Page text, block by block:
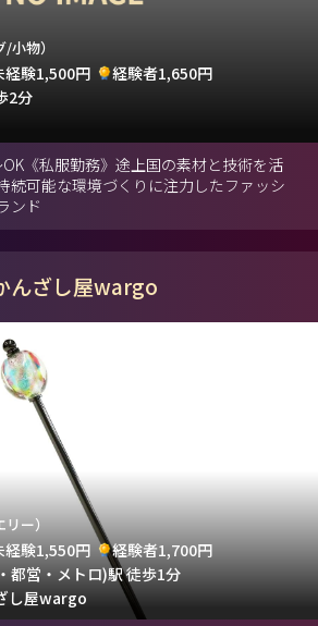
/小物）
経験1,500円
経験者1,650円
2分
《私服勤務》途上国の素材と技術を活
続可能な環境づくりに注力したファッシ
ンド
んざし屋wargo
リー）
経験1,550円
経験者1,700円
都営・メトロ)駅 徒歩1分
し屋wargo